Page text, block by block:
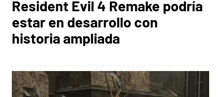
Resident Evil 4 Remake podría
estar en desarrollo con
historia ampliada